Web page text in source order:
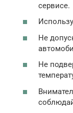
сервисе.
Не
Не